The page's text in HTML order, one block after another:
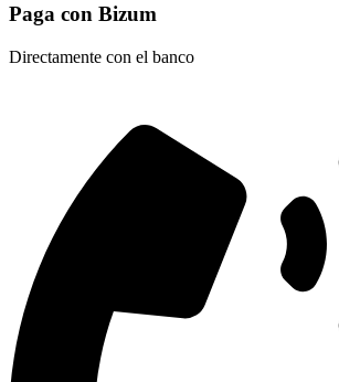
Paga con Bizum
Directamente con el banco